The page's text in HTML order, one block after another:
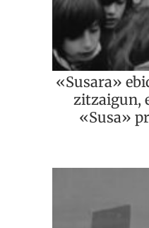
«Susara»
zitzaigun,
«Susa»